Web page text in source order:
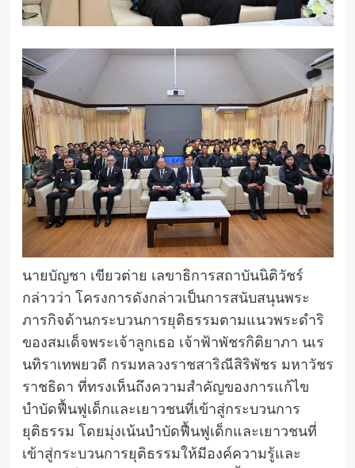
นายบัญชา เขียวต่าย เลขาธิการสถาบันนิติวัชร์
กล่าวว่า โครงการดังกล่าวเป็นการสนับสนุนพระ
ภารกิจด้านกระบวนการยุติธรรมตามแนวพระดำริ
ของสมเด็จพระเจ้าลูกเธอ เจ้าฟ้าพัชรกิติยาภา นเร
นทิราเทพยวดี กรมหลวงราชสาริณีสิริพัชร มหาวัชร
ราชธิดา ที่ทรงเห็นถึงความสำคัญของการแก้ไข
บำบัดฟื้นฟูเด็กและเยาวชนที่เข้าสู่กระบวนการ
ยุติธรรม โดยมุ่งเน้นบำบัดฟื้นฟูเด็กและเยาวชนที่
เข้าสู่กระบวนการยุติธรรมให้มีองค์ความรู้และ